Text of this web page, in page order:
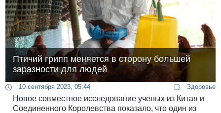
Птичий грипп меняется в сторону большей
заразности для людей
10 сентября 2023, 05:44 Здоровье
Новое совместное исследование ученых из Китая и
Соединенного Королевства показало, что один из